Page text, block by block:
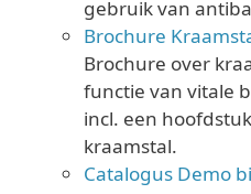
gebruik van
Brochure
Brochure over
functie van vitale
incl. een
kraamstal.
Catalogus Demo